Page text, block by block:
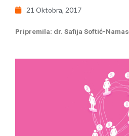
21 Oktobra, 2017
Pripremila: dr. Safija Softić-Namas